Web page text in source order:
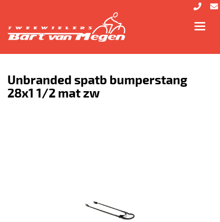
Unbranded spatb bumperstang
28x1 1/2 mat zw